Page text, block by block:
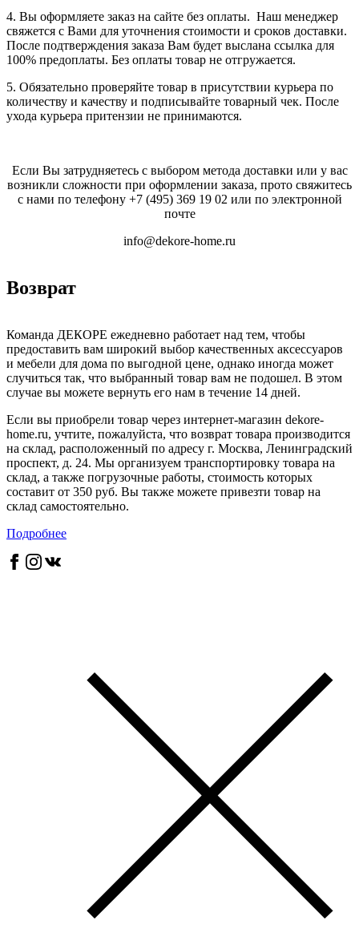
4. Вы оформляете заказ на сайте без оплаты. Наш менеджер
свяжется с Вами для уточнения стоимости и сроков доставки.
После подтверждения заказа Вам будет выслана ссылка для
100% предоплаты. Без оплаты товар не отгружается.
5. Обязательно проверяйте товар в присутствии курьера по
количеству и качеству и подписывайте товарный чек. После
ухода курьера притензии не принимаются.
Если Вы затрудняетесь с выбором метода доставки или у вас
возникли сложности при оформлении заказа, прото свяжитесь
с нами по телефону +7 (495) 369 19 02 или по электронной
почте
info@dekore-home.ru
Возврат
Команда ДЕКОРЕ ежедневно работает над тем, чтобы
предоставить вам широкий выбор качественных аксессуаров
и мебели для дома по выгодной цене, однако иногда может
случиться так, что выбранный товар вам не подошел. В этом
случае вы можете вернуть его нам в течение 14 дней.
Если вы приобрели товар через интернет-магазин dekore-
home.ru, учтите, пожалуйста, что возврат товара производится
на склад, расположенный по адресу г. Москва, Ленинградский
проспект, д. 24. Мы организуем транспортировку товара на
склад, а также погрузочные работы, стоимость которых
составит от 350 руб. Вы также можете привезти товар на
склад самостоятельно.
Подробнее